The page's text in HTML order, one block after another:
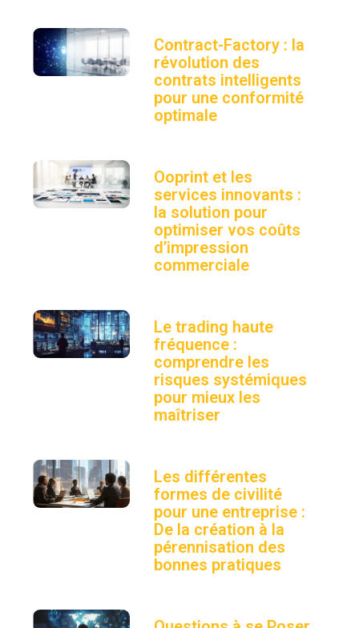
Contract-Factory : la
révolution des
contrats intelligents
pour une conformité
optimale
Ooprint et les
services innovants :
la solution pour
optimiser vos coûts
d’impression
commerciale
Le trading haute
fréquence :
comprendre les
risques systémiques
pour mieux les
maîtriser
Les différentes
formes de civilité
pour une entreprise :
De la création à la
pérennisation des
bonnes pratiques